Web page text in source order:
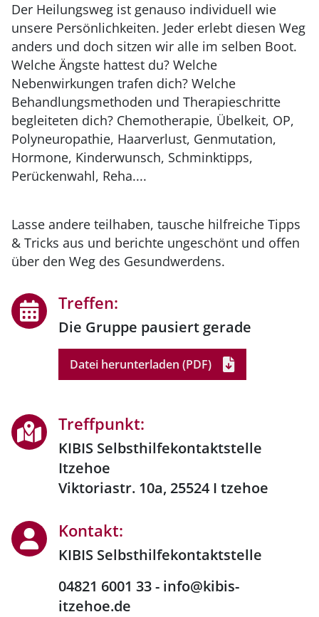
Der Heilungsweg ist genauso individuell wie
unsere Persönlichkeiten. Jeder erlebt diesen Weg
anders und doch sitzen wir alle im selben Boot.
Welche Ängste hattest du? Welche
Nebenwirkungen trafen dich? Welche
Behandlungsmethoden und Therapieschritte
begleiteten dich? Chemotherapie, Übelkeit, OP,
Polyneuropathie, Haarverlust, Genmutation,
Hormone, Kinderwunsch, Schminktipps,
Perückenwahl, Reha....
Lasse andere teilhaben, tausche hilfreiche Tipps
& Tricks aus und berichte ungeschönt und offen
über den Weg des Gesundwerdens.
Treffen:
Die Gruppe pausiert gerade
Datei herunterladen (PDF)
Treffpunkt:
KIBIS Selbsthilfekontaktstelle
Itzehoe
Viktoriastr. 10a, 25524 I tzehoe
Kontakt:
KIBIS Selbsthilfekontaktstelle
04821 6001 33 - info@kibis-
itzehoe.de